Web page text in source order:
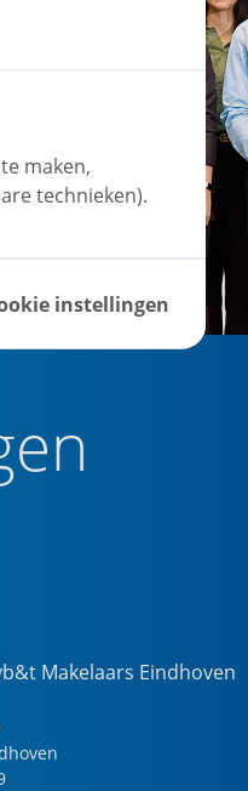
Makelaars Eindhoven
maken,
technieken).
instellingen